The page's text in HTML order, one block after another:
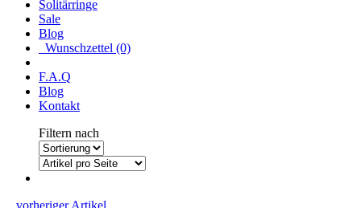
Solitärringe
Sale
Blog
Wunschzettel (0)
F.A.Q
Blog
Kontakt
Filtern nach